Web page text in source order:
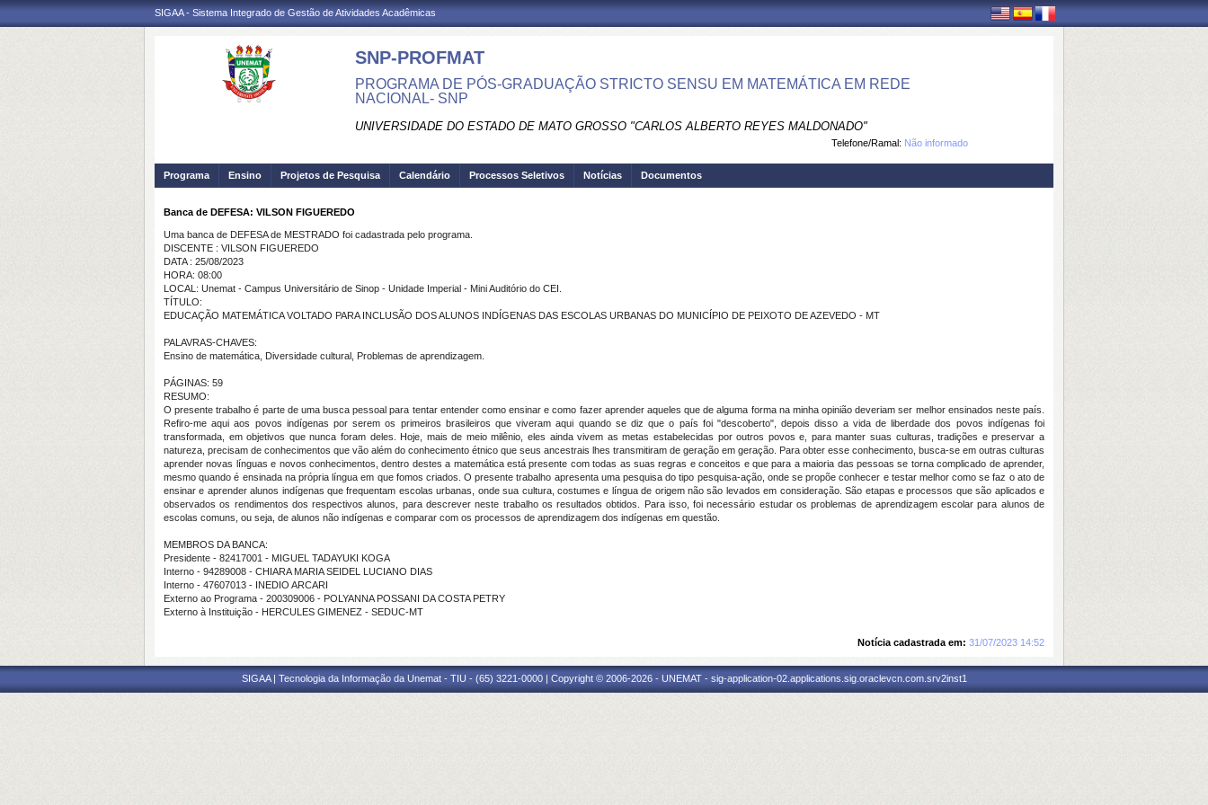
SIGAA - Sistema Integrado de Gestão de Atividades Acadêmicas
SNP-PROFMAT
PROGRAMA DE PÓS-GRADUAÇÃO STRICTO SENSU EM MATEMÁTICA EM REDE
NACIONAL- SNP
UNIVERSIDADE DO ESTADO DE MATO GROSSO "CARLOS ALBERTO REYES MALDONADO"
Telefone/Ramal: Não informado
Programa Ensino Projetos de Pesquisa Calendário Processos Seletivos Notícias Documentos
Banca de DEFESA: VILSON FIGUEREDO
Uma banca de DEFESA de MESTRADO foi cadastrada pelo programa.
DISCENTE : VILSON FIGUEREDO
DATA : 25/08/2023
HORA: 08:00
LOCAL: Unemat - Campus Universitário de Sinop - Unidade Imperial - Mini Auditório do CEI.
TÍTULO:
EDUCAÇÃO MATEMÁTICA VOLTADO PARA INCLUSÃO DOS ALUNOS INDÍGENAS DAS ESCOLAS URBANAS DO MUNICÍPIO DE PEIXOTO DE AZEVEDO - MT
PALAVRAS-CHAVES:
Ensino de matemática, Diversidade cultural, Problemas de aprendizagem.
PÁGINAS: 59
RESUMO:
O presente trabalho é parte de uma busca pessoal para tentar entender como ensinar e como fazer aprender aqueles que de alguma forma na minha opinião deveriam ser melhor ensinados neste país.
Refiro-me aqui aos povos indígenas por serem os primeiros brasileiros que viveram aqui quando se diz que o país foi "descoberto", depois disso a vida de liberdade dos povos indígenas foi
transformada, em objetivos que nunca foram deles. Hoje, mais de meio milênio, eles ainda vivem as metas estabelecidas por outros povos e, para manter suas culturas, tradições e preservar a
natureza, precisam de conhecimentos que vão além do conhecimento étnico que seus ancestrais lhes transmitiram de geração em geração. Para obter esse conhecimento, busca-se em outras culturas
aprender novas línguas e novos conhecimentos, dentro destes a matemática está presente com todas as suas regras e conceitos e que para a maioria das pessoas se torna complicado de aprender,
mesmo quando é ensinada na própria língua em que fomos criados. O presente trabalho apresenta uma pesquisa do tipo pesquisa-ação, onde se propõe conhecer e testar melhor como se faz o ato de
ensinar e aprender alunos indígenas que frequentam escolas urbanas, onde sua cultura, costumes e língua de origem não são levados em consideração. São etapas e processos que são aplicados e
observados os rendimentos dos respectivos alunos, para descrever neste trabalho os resultados obtidos. Para isso, foi necessário estudar os problemas de aprendizagem escolar para alunos de
escolas comuns, ou seja, de alunos não indígenas e comparar com os processos de aprendizagem dos indígenas em questão.
MEMBROS DA BANCA:
Presidente - 82417001 - MIGUEL TADAYUKI KOGA
Interno - 94289008 - CHIARA MARIA SEIDEL LUCIANO DIAS
Interno - 47607013 - INEDIO ARCARI
Externo ao Programa - 200309006 - POLYANNA POSSANI DA COSTA PETRY
Externo à Instituição - HERCULES GIMENEZ - SEDUC-MT
Notícia cadastrada em: 31/07/2023 14:52
SIGAA | Tecnologia da Informação da Unemat - TIU - (65) 3221-0000 | Copyright © 2006-2026 - UNEMAT - sig-application-02.applications.sig.oraclevcn.com.srv2inst1